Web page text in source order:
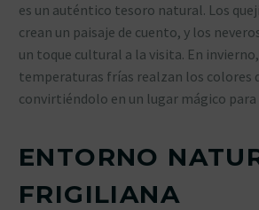
es un auténtico tesoro natural. Los
crean un paisaje de cuento, y los
un toque cultural a la visita. En
temperaturas frías realzan los colores
convirtiéndolo en un lugar mágico para
ENTORNO
FRIGILIANA